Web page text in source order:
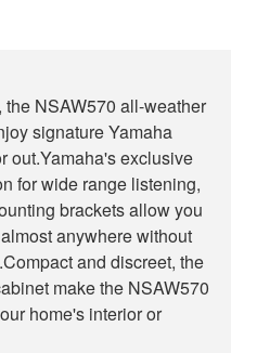
NSAW570 all-weather
signature Yamaha
out.Yamaha's exclusive
for wide range listening,
brackets allow you
anywhere without
and discreet, the
make the NSAW570
home's interior or